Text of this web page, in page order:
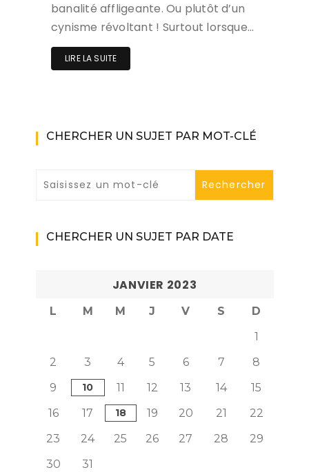
banalité affligeante. Ou plutôt d’un
cynisme révoltant ! Surtout lorsque…
LIRE LA SUITE
CHERCHER UN SUJET PAR MOT-CLÉ
CHERCHER UN SUJET PAR DATE
JANVIER 2023
L M M J V S
D
1
2
3 4 5 6 7
8
9
10 11 12 13 14
15
16
17 18 19 20 21
22
23
24 25 26 27 28
29
30
31